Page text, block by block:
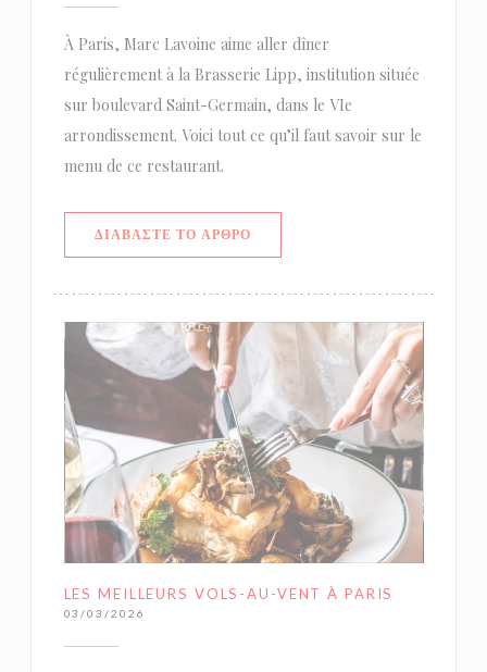
À Paris, Marc Lavoine aime aller dîner
régulièrement à la Brasserie Lipp, institution située
sur boulevard Saint-Germain, dans le VIe
arrondissement. Voici tout ce qu’il faut savoir sur le
menu de ce restaurant.
ΔΙΑΒΆΣΤΕ ΤΟ ΆΡΘΡΟ((ΑΝΟΊΓΕΙ ΣΕ ΝΈΟ ΠΑΡΆΘΥΡΟ))
LES MEILLEURS VOLS-AU-VENT À PARIS
03/03/2026